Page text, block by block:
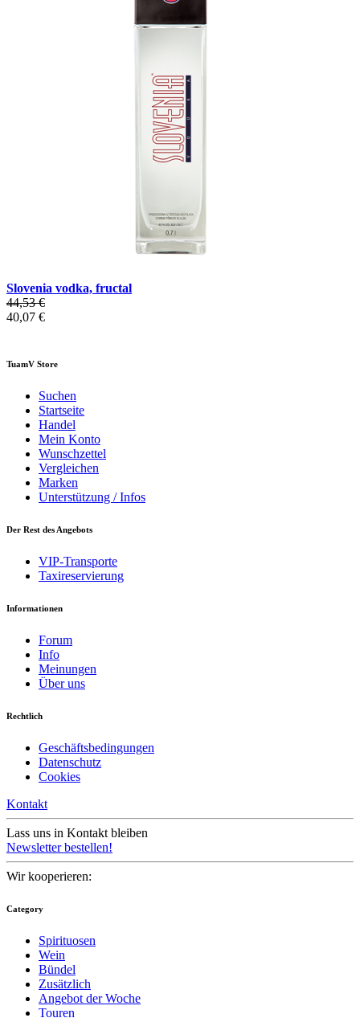
Slovenia vodka, fructal
44,53 €
40,07 €
TuamV Store
Suchen
Startseite
Handel
Mein Konto
Wunschzettel
Vergleichen
Marken
Unterstützung / Infos
Der Rest des Angebots
VIP-Transporte
Taxireservierung
Informationen
Forum
Info
Meinungen
Über uns
Rechtlich
Geschäftsbedingungen
Datenschutz
Cookies
Kontakt
Lass uns in Kontakt bleiben
Newsletter bestellen!
Wir kooperieren:
Category
Spirituosen
Wein
Bündel
Zusätzlich
Angebot der Woche
Touren